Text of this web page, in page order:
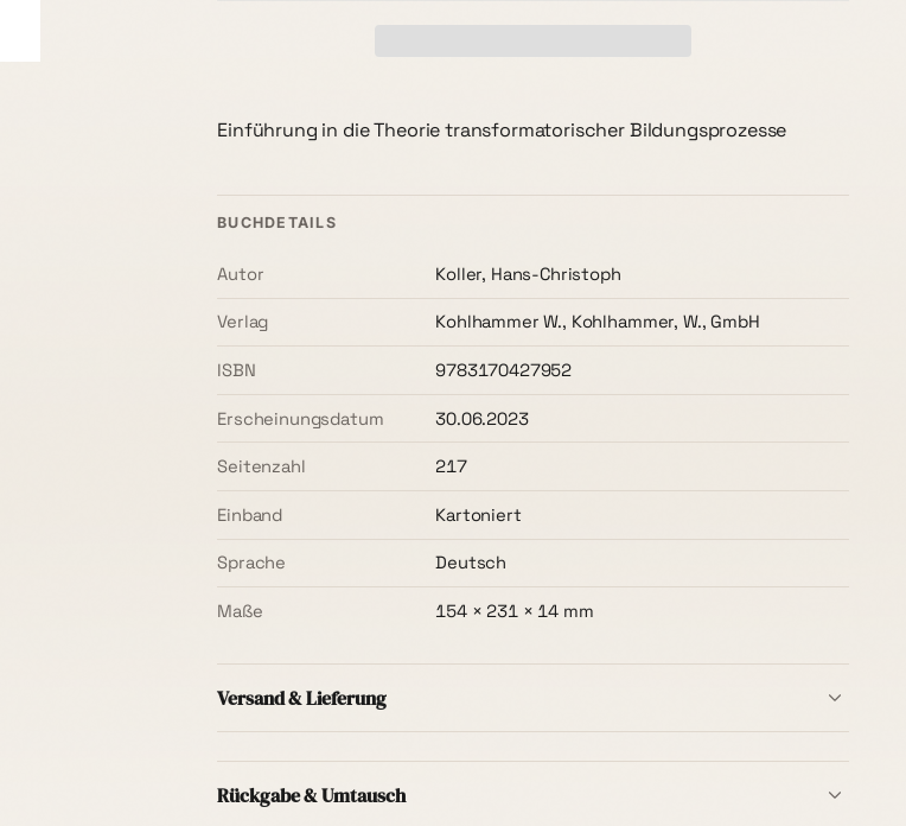
Einführung in die Theorie transformatorischer Bildungsprozesse
BUCHDETAILS
Autor Koller, Hans-Christoph
Verlag Kohlhammer W., Kohlhammer, W., GmbH
ISBN 9783170427952
Erscheinungsdatum 30.06.2023
Seitenzahl 217
Einband Kartoniert
Sprache Deutsch
Maße 154 × 231 × 14 mm
Versand & Lieferung
Regel
Rückgabe & Umtausch